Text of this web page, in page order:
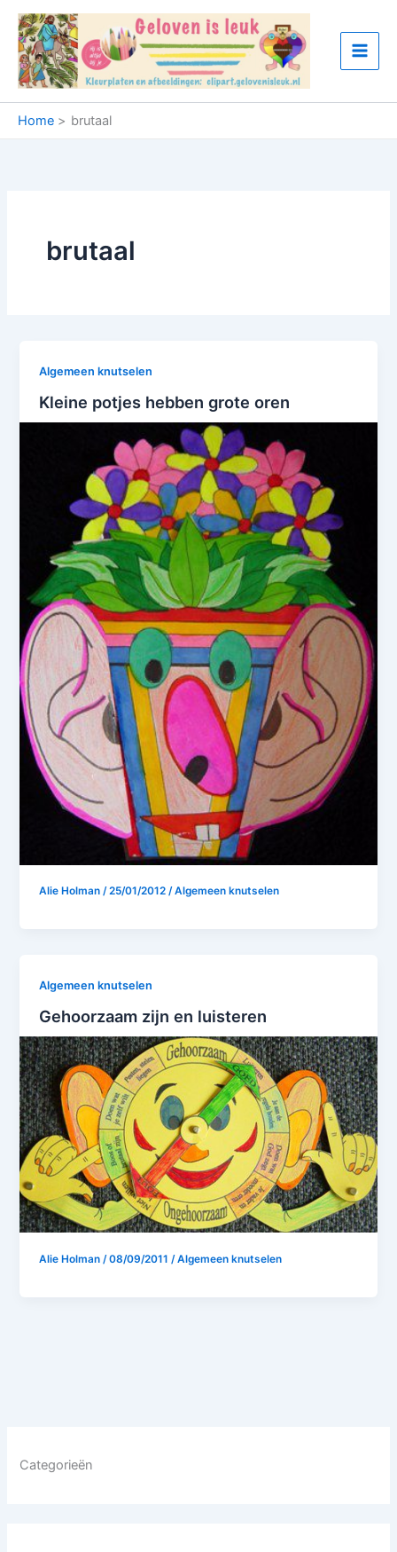
naar
inhoud
Home brutaal
Categorieën
brutaal
Algemeen knutselen
Kleine potjes hebben grote oren
Alie Holman/25/01/2012/Algemeen knutselen
Algemeen knutselen
Gehoorzaam zijn en luisteren
Alie Holman/08/09/2011/Algemeen knutselen